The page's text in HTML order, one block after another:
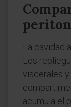
La cavidad
Los
viscerales
acumula el